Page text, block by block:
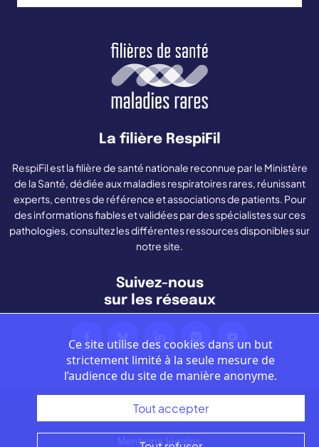
La filière RespiFil
RespiFil est la filière de santé nationale reconnue par le Ministère
de la Santé, dédiée aux maladies respiratoires rares, réunissant
experts, centres de référence et associations de patients. Pour
des informations fiables et validées par des spécialistes sur ces
pathologies, consultez les différentes ressources disponibles sur
notre site.
Suivez-nous
sur les réseaux
Nous contacter
Mentions légales
Ce site utilise des cookies dans un but
strictement limité à la seule mesure de
l’audience du site de manière anonyme.
Tout accepter